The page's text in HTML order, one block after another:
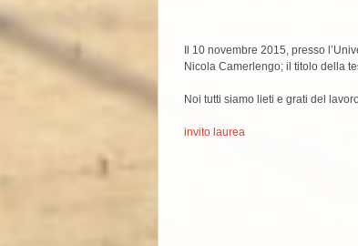
Il 10 novembre 2015, presso
Nicola Camerlengo; il titolo della
Noi tutti siamo lieti e grati del
invito laurea